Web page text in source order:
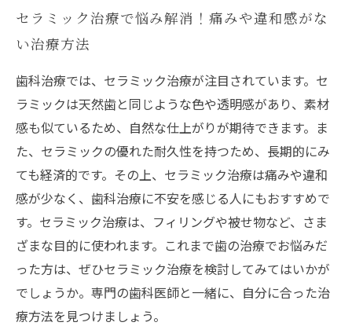
セラミック治療で悩み解消！痛みや違和感がな
い治療方法
歯科治療では、セラミック治療が注目されています。セ
ラミックは天然歯と同じような色や透明感があり、素材
感も似ているため、自然な仕上がりが期待できます。ま
た、セラミックの優れた耐久性を持つため、長期的にみ
ても経済的です。その上、セラミック治療は痛みや違和
感が少なく、歯科治療に不安を感じる人にもおすすめで
す。セラミック治療は、フィリングや被せ物など、さま
ざまな目的に使われます。これまで歯の治療でお悩みだ
った方は、ぜひセラミック治療を検討してみてはいかが
でしょうか。専門の歯科医師と一緒に、自分に合った治
療方法を見つけましょう。